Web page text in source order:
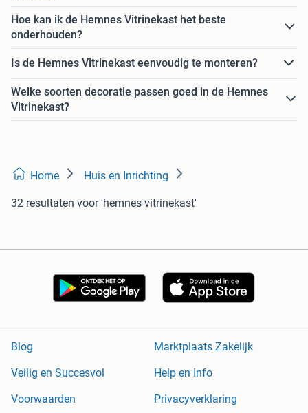
Hoe kan ik de Hemnes Vitrinekast het beste
onderhouden?
Is de Hemnes Vitrinekast eenvoudig te monteren?
Welke soorten decoratie passen goed in de Hemnes
Vitrinekast?
Home Huis en Inrichting
32 resultaten voor 'hemnes vitrinekast'
Blog
Marktplaats Zakelijk
Veilig en Succesvol
Help en Info
Voorwaarden
Privacyverklaring